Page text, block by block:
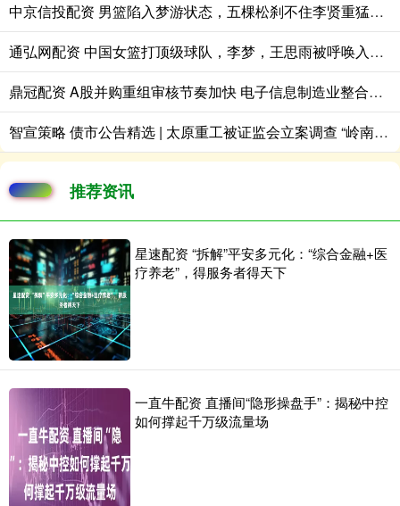
中京信投配资 男篮陷入梦游状态，五棵松刹不住李贤重猛攻，独揽33分撕裂中国防线！
通弘网配资 中国女篮打顶级球队，李梦，王思雨被呼唤入队，双方有得一打
鼎冠配资 A股并购重组审核节奏加快 电子信息制造业整合更趋活跃
智宣策略 债市公告精选 | 太原重工被证监会立案调查 “岭南转债”拟于7月31日发放第二期偿付资金
推荐资讯
星速配资 “拆解”平安多元化：“综合金融+医
疗养老”，得服务者得天下
一直牛配资 直播间“隐形操盘手”：揭秘中控
如何撑起千万级流量场